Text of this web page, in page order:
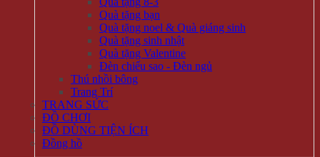
Quà tặng bạn
Quà tặng noel & Quà giáng sinh
Quà tặng sinh nhật
Quà tặng Valentine
Đèn chiếu sao - Đèn ngủ
Thú nhồi bông
Trang Trí
TRANG SỨC
ĐỒ CHƠI
ĐỒ DÙNG TIỆN ÍCH
Đồng hồ